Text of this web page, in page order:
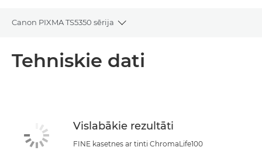
Canon PIXMA TS5350 sērija
Toggle breadcrumbs
PĒRCIET TINTI
Tehniskie dati
Vislabākie rezultāti
FINE kasetnes ar tinti ChromaLife100